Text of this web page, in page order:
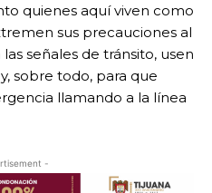
quienes aquí viven como
sus precauciones al
señales de tránsito, usen
sobre todo, para que
llamando a la línea
-